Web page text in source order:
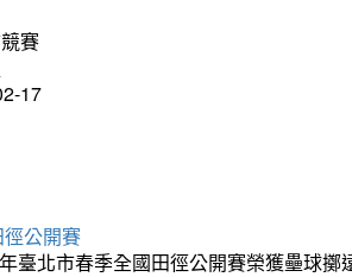
賽
17
公開賽
臺北市春季全國田徑公開賽榮獲壘球擲